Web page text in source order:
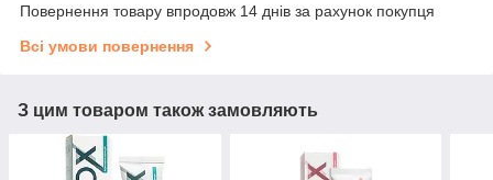
Повернення товару впродовж 14 днів за рахунок покупця
Всі умови повернення
З цим товаром також замовляють